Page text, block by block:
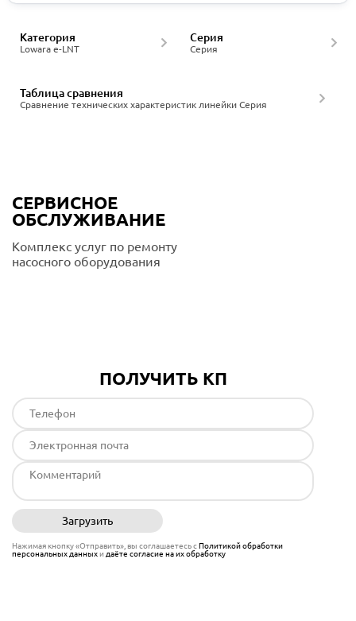
Lowara e-LNT
Категория
Серия
Серия
Сравнение технических характеристик линейки Серия
Таблица сравнения
СЕРВИСНОЕ
ОБСЛУЖИВАНИЕ
Комплекс услуг по ремонту
насосного оборудования
ПОЛУЧИТЬ КП
Загрузить
Нажимая кнопку «Отправить», вы соглашаетесь сПолитикой обработки
персональных данныхи даёте согласие на их обработку